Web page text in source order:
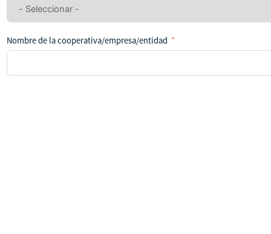
ningún
Nombre de la cooperativa/empresa/entidad